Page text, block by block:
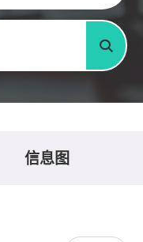
搜寻
信息图